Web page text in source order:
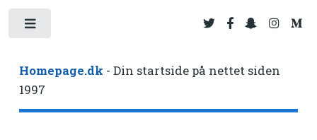
Homepage.dk - Din startside på nettet siden
1997